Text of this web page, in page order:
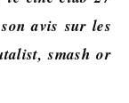
avis sur les
smash or